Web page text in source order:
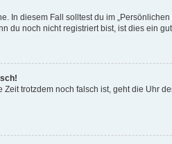
diesem Fall solltest du im
noch nicht registriert bist, ist dies ein
trotzdem noch falsch ist, geht die Uhr